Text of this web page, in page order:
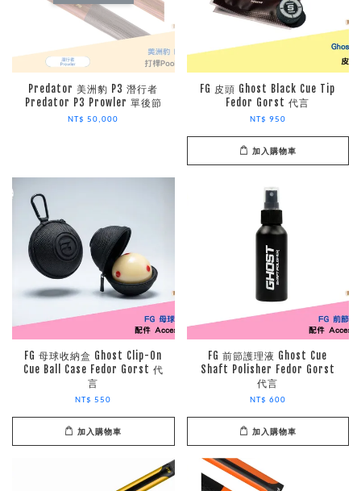
Predator 美洲豹 P3 潛行者
Predator P3 Prowler 單後節
NT$ 50,000
FG 皮頭 Ghost Black Cue Tip
Fedor Gorst 代言
NT$ 950
加入購物車
FG 母球收納盒 Ghost Clip-On
Cue Ball Case Fedor Gorst 代
言
NT$ 550
加入購物車
FG 前節護理液 Ghost Cue
Shaft Polisher Fedor Gorst
代言
NT$ 600
加入購物車